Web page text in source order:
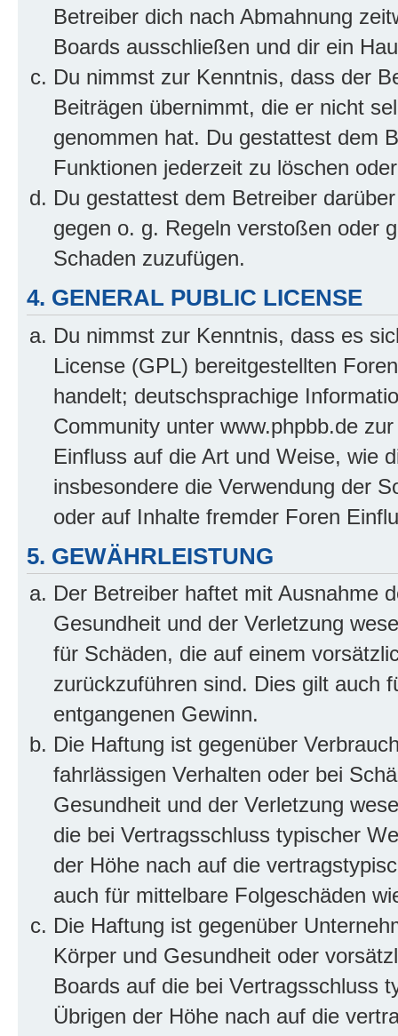
Betreiber dich nach Abmahnung
Boards ausschließen und dir ein
Du nimmst zur Kenntnis, dass der
Beiträgen übernimmt, die er nicht
genommen hat. Du gestattest dem
Funktionen jederzeit zu löschen
Du gestattest dem Betreiber
gegen o. g. Regeln verstoßen oder
Schaden zuzufügen.
4. GENERAL PUBLIC LICENSE
Du nimmst zur Kenntnis, dass es
License (GPL) bereitgestellten
handelt; deutschsprachige
Community unter www.phpbb.de
Einfluss auf die Art und Weise, wie
insbesondere die Verwendung der
oder auf Inhalte fremder Foren
5. GEWÄHRLEISTUNG
Der Betreiber haftet mit Ausnahme
Gesundheit und der Verletzung
für Schäden, die auf einem
zurückzuführen sind. Dies gilt auch
entgangenen Gewinn.
Die Haftung ist gegenüber
fahrlässigen Verhalten oder bei
Gesundheit und der Verletzung
die bei Vertragsschluss typischer
der Höhe nach auf die
auch für mittelbare Folgeschäden
Die Haftung ist gegenüber
Körper und Gesundheit oder
Boards auf die bei Vertragsschluss
Übrigen der Höhe nach auf die